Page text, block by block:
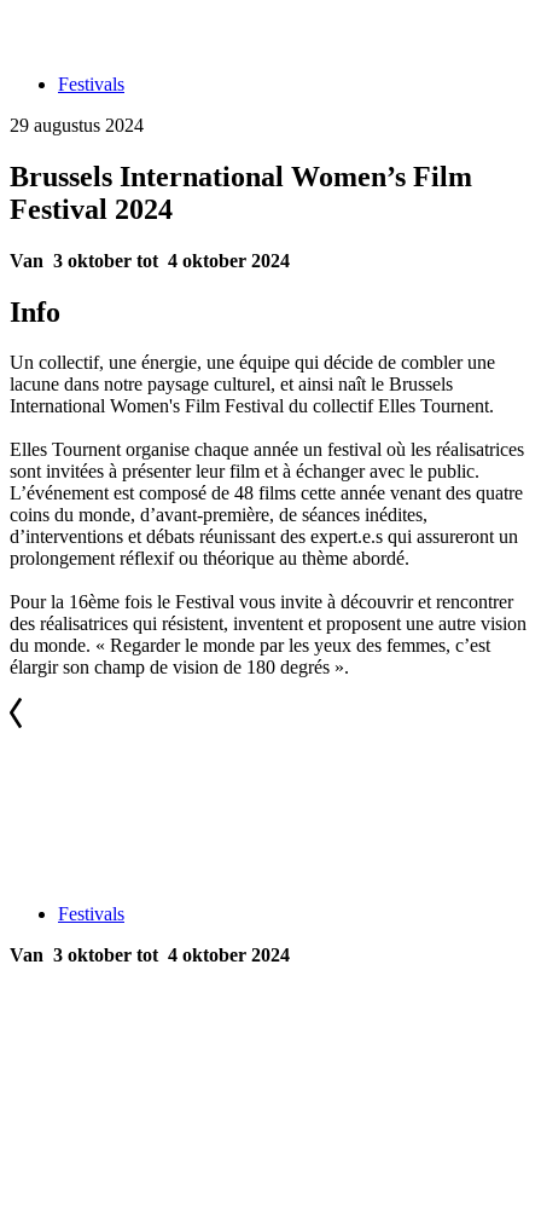
Festivals
29 augustus 2024
Brussels International Women’s Film
Festival 2024
Van 3 oktober tot 4 oktober 2024
Info
Un collectif, une énergie, une équipe qui décide de combler une
lacune dans notre paysage culturel, et ainsi naît le Brussels
International Women's Film Festival du collectif Elles Tournent.
Elles Tournent organise chaque année un festival où les réalisatrices
sont invitées à présenter leur film et à échanger avec le public.
L’événement est composé de 48 films cette année venant des quatre
coins du monde, d’avant-première, de séances inédites,
d’interventions et débats réunissant des expert.e.s qui assureront un
prolongement réflexif ou théorique au thème abordé.
Pour la 16ème fois le Festival vous invite à découvrir et rencontrer
des réalisatrices qui résistent, inventent et proposent une autre vision
du monde. « Regarder le monde par les yeux des femmes, c’est
élargir son champ de vision de 180 degrés ».
Festivals
Van 3 oktober tot 4 oktober 2024